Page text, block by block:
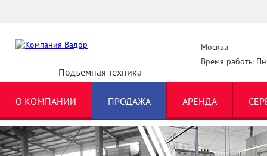
Подъемная техника
Москва
Время работы
О КОМПАНИИ ПРОДАЖА АРЕНДА